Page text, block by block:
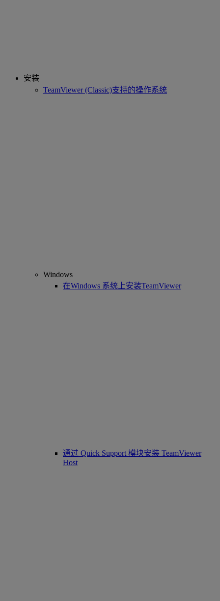
安装
TeamViewer (Classic)支持的操作系统
Windows
在Windows 系统上安装TeamViewer
通过 Quick Support 模块安装 TeamViewer
Host